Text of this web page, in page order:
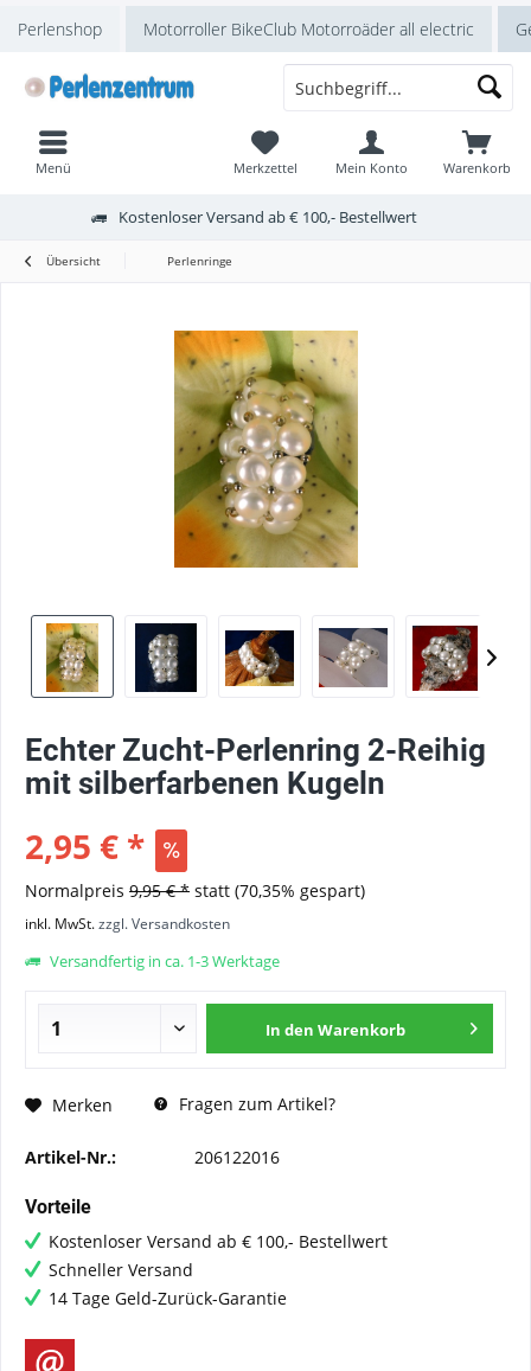
Perlenshop Motorroller BikeClub Motorroäder all electric
Kostenloser Versand ab € 100,- Bestellwert
Warenkorb
Merkzettel Mein Konto
Menü
Übersicht Perlenringe
Echter Zucht-Perlenring 2-Reihig
mit silberfarbenen Kugeln
2,95 € *
Normalpreis 9,95 € * statt (70,35% gespart)
inkl. MwSt.zzgl. Versandkosten
Versandfertig in ca. 1-3 Werktage
In den Warenkorb
Merken Fragen zum Artikel?
Artikel-Nr.: 206122016
Vorteile
Kostenloser Versand ab € 100,- Bestellwert
Schneller Versand
14 Tage Geld-Zurück-Garantie